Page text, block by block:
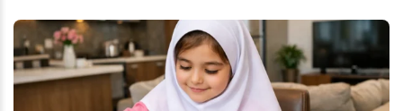
باشند و هم باعث افزایش ناگهانی قند خون نشوند، اهمیت زیادی دارد. یکی از این
خوراکی‌های مفید، میوه خشک برای دیابت است. در این مقاله از فروشگاه آجیل و خشکبار
آفتابگرم قصد داریم بررسی کنیم که آیا میوه خشک برای دیابتی‌ها مفید است، کدام نوع
میوه خشک مناسب‌تر است و هنگام خرید باید به چه نکاتی توجه کرد. اگر شما نیز مبتلا به